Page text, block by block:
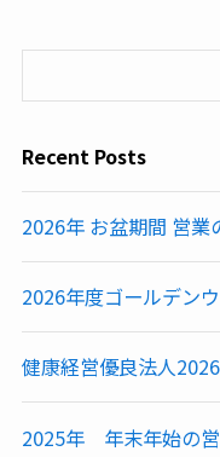
Recent Posts
2026年 お盆期間 営業
2026年度ゴールデン
健康経営優良法人
2025年 年末年始の